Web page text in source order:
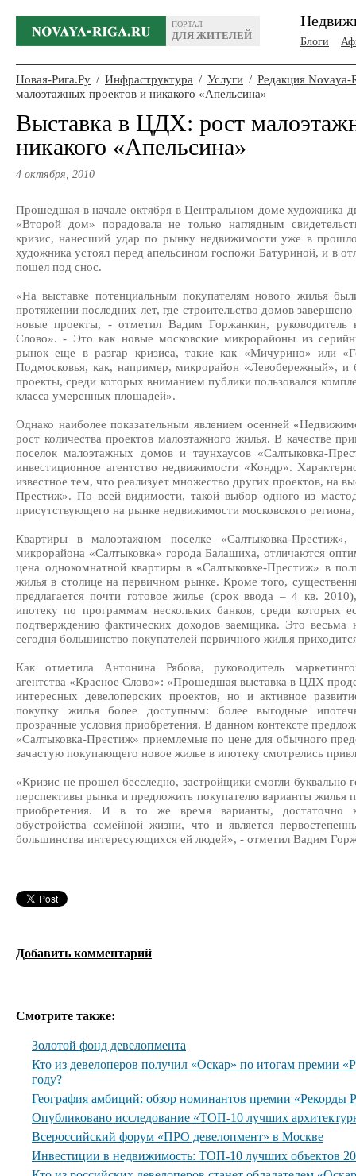
ПОРТАЛ
ДЛЯ ЖИТЕЛЕЙ
Блоги
Новая-Рига.Ру / Инфраструктура / Услуги / Редакция Novaya-
малоэтажных проектов и никакого «Апельсина»
Выставка в ЦДХ: рост
никакого «Апельсина»
4 октября, 2010
Прошедшая в начале октября в Центральном доме художника
«Второй дом» порадовала не только наглядным
кризис, нанесший удар по рынку недвижимости уже в
художника устоял перед апельсином госпожи Батуриной, и в
пошел под снос.
«На выставке потенциальным покупателям нового жилья
протяжении последних лет, где строительство домов
новые проекты, - отметил Вадим Горжанкин, руководитель
Слово». - Это как новые московские микрорайоны из
рынок еще в разгар кризиса, такие как «Мичурино» или
Подмосковья, как, например, микрорайон «Левобережный», и
проекты, среди которых вниманием публики пользовался
класса умеренных площадей».
Однако наиболее показательным явлением осенней
рост количества проектов малоэтажного жилья. В качестве
поселок малоэтажных домов и таунхаусов «Салтыковка-
инвестиционное агентство недвижимости «Кондр».
известное тем, что реализует множество других проектов, на
Престиж». По всей видимости, такой выбор одного из
присутствующего на рынке недвижимости московского
Квартиры в малоэтажном поселке «Салтыковка-
микрорайона «Салтыковка» города Балашиха, отличаются
цена однокомнатной квартиры в «Салтыковке-Престиж» в
жилья в столице на первичном рынке. Кроме того,
предлагается почти готовое жилье (срок ввода – 4 кв.
ипотеку по программам нескольких банков, среди которых
подтверждению фактических доходов заемщика. Это весьма
сегодня большинство покупателей первичного жилья
Как отметила Антонина Рябова, руководитель
агентства «Красное Слово»: «Прошедшая выставка в ЦДХ
интересных девелоперских проектов, но и активное
покупку жилья более доступным: более выгодные
прозрачные условия приобретения. В данном контексте
«Салтыковка-Престиж» приемлемые по цене для обычного
зачастую покупающего новое жилье в ипотеку смотрелись
«Кризис не прошел бесследно, застройщики смогли буквально
перспективы рынка и предложить покупателю варианты жилья
приобретения. И в то же время варианты, достаточно
обустройства семейной жизни, что и является
большинства интересующихся ей людей», - отметил Вадим
Добавить комментарий
Смотрите также:
Золотой фонд девелопмента
Кто из девелоперов получил «Оскар» по итогам премии
году?
География амбиций: обзор номинантов премии
Опубликовано исследование «ТОП-10 лучших
Всероссийский форум «ПРО девелопмент» в Москве
Инвестиции в недвижимость: ТОП-10 лучших объектов